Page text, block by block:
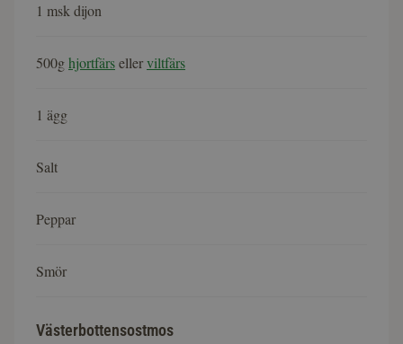
1 msk dijon
500ghjortfärsellerviltfärs
1 ägg
Salt
Peppar
Smör
Västerbottensostmos